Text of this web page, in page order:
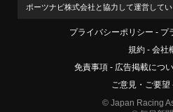
ポーツナビ株式会社と協力して運営してい
プライバシーポリシー
プ
規約
会社
免責事項
広告掲載につ
ご意見・ご要望
© Japan Racing